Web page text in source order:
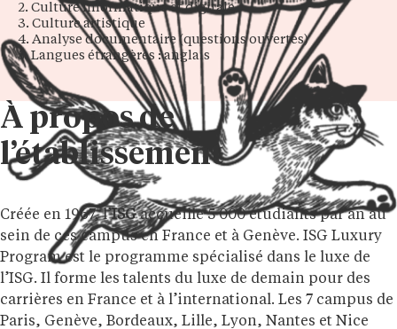
2. Culture informatique et digitale
3. Culture artistique
4. Analyse documentaire (questions ouvertes)
5. Langues étrangères : anglais
À propos de
l’établissement
Créée en 1967, l’ISGaccueille 5 000 étudiants par an au
sein de ces campus en France et à Genève. ISG Luxury
Program est le programme spécialisé dans le luxe de
l’ISG. Il forme les talents du luxe de demain pour des
carrières en France et à l’international. Les 7 campus de
Paris, Genève, Bordeaux, Lille, Lyon, Nantes et Nice